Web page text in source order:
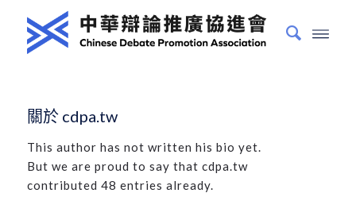
關於 cdpa.tw
This author has not written his bio yet.
But we are proud to say that cdpa.tw
contributed 48 entries already.